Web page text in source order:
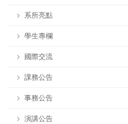
系所亮點
學生專欄
國際交流
課務公告
事務公告
演講公告